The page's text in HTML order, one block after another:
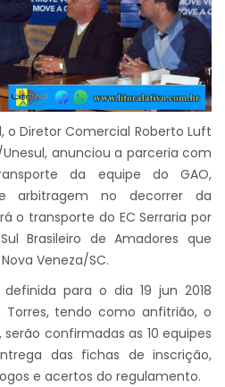
o Diretor Comercial Roberto Luft
anunciou a parceria com
da equipe do GAO,
arbitragem no decorrer da
o transporte do EC Serraria por
Brasileiro de Amadores que
Veneza/SC.
para o dia 19 jun 2018
tendo como anfitrião, o
confirmadas as 10 equipes
das fichas de inscrição,
e acertos do regulamento.